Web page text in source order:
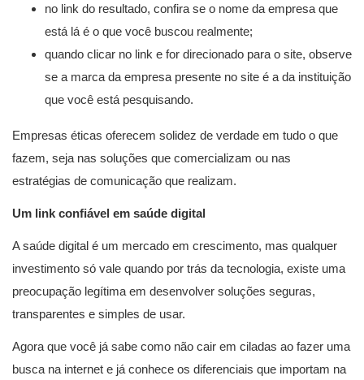
no link do resultado, confira se o nome da empresa que
está lá é o que você buscou realmente;
quando clicar no link e for direcionado para o site, observe
se a marca da empresa presente no site é a da instituição
que você está pesquisando.
Empresas éticas oferecem solidez de verdade em tudo o que
fazem, seja nas soluções que comercializam ou nas
estratégias de comunicação que realizam.
Um link confiável em saúde digital
A saúde digital é um mercado em crescimento, mas qualquer
investimento só vale quando por trás da tecnologia, existe uma
preocupação legítima em desenvolver soluções seguras,
transparentes e simples de usar.
Agora que você já sabe como não cair em ciladas ao fazer uma
busca na internet e já conhece os diferenciais que importam na